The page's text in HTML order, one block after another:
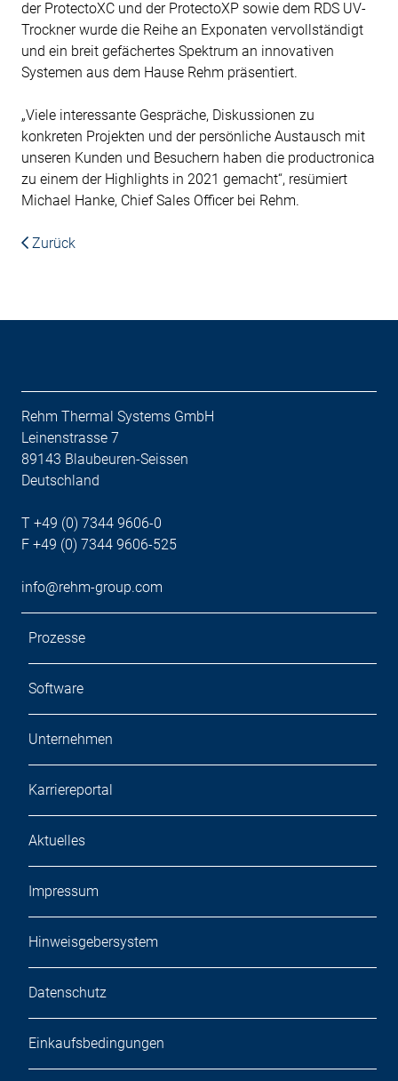
der ProtectoXC und der ProtectoXP sowie dem RDS UV-
Trockner wurde die Reihe an Exponaten vervollständigt
und ein breit gefächertes Spektrum an innovativen
Systemen aus dem Hause Rehm präsentiert.
„Viele interessante Gespräche, Diskussionen zu
konkreten Projekten und der persönliche Austausch mit
unseren Kunden und Besuchern haben die productronica
zu einem der Highlights in 2021 gemacht“, resümiert
Michael Hanke, Chief Sales Officer bei Rehm.
Zurück
Rehm Thermal Systems GmbH
Leinenstrasse 7
89143 Blaubeuren-Seissen
Deutschland
T +49 (0) 7344 9606-0
F +49 (0) 7344 9606-525
info@rehm-group.com
Prozesse
Software
Unternehmen
Karriereportal
Aktuelles
Impressum
Hinweisgebersystem
Datenschutz
Einkaufsbedingungen